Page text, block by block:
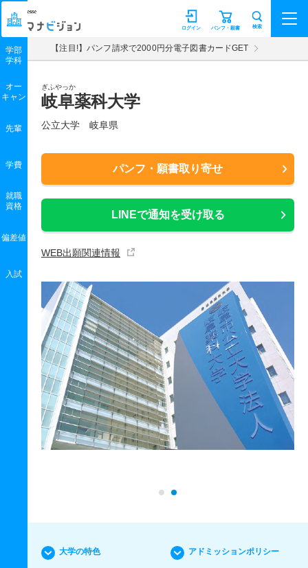
マナビジョン パンフ・願書
ログイン 検索
【注目!】パンフ請求で2000円分電子図書カードGET
ぎふやっか
岐阜薬科大学
公立大学 岐阜県
パンフ・願書取り寄せ
LINEで通知を受け取る
WEB出願関連情報
学部
学科
オー
キャン
先輩
学費
就職
資格
偏差値
入試
大学の特色 アドミッションポリシー